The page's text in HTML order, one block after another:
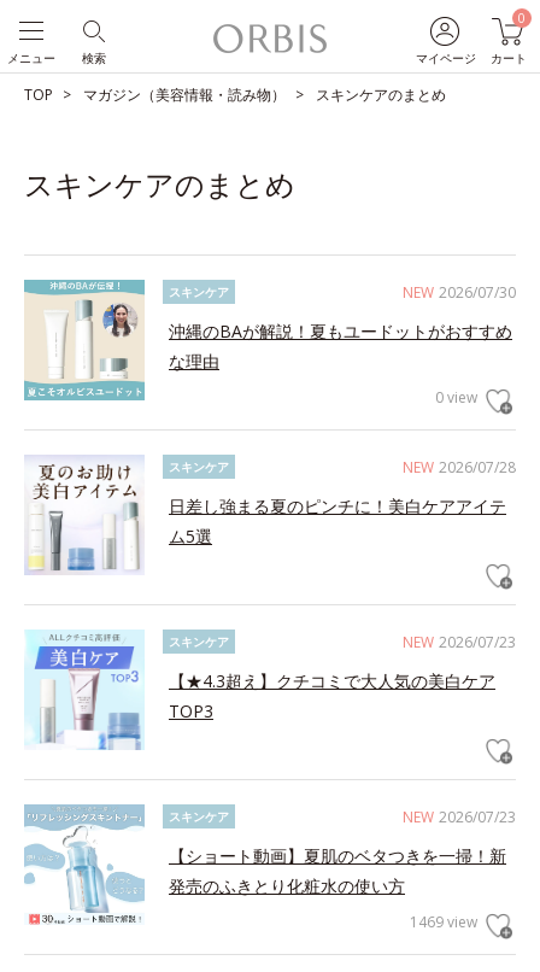
マイページ
0
カート
検索
メニュー
TOP マガジン（美容情報・読み物） スキンケアのまとめ
スキンケアのまとめ
NEW 2026/07/30
スキンケア
沖縄のBAが解説！夏もユードットがおすすめ
な理由
0 view
NEW 2026/07/28
スキンケア
日差し強まる夏のピンチに！美白ケアアイテ
ム5選
NEW 2026/07/23
スキンケア
【★4.3超え】クチコミで大人気の美白ケア
TOP3
NEW 2026/07/23
スキンケア
【ショート動画】夏肌のベタつきを一掃！新
発売のふきとり化粧水の使い方
1469 view